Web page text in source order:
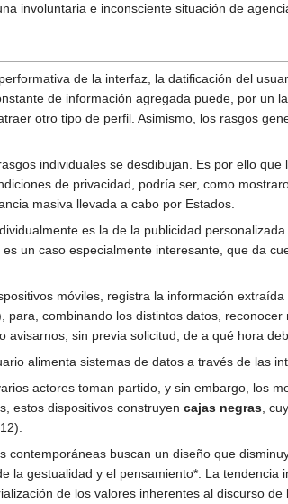
involuntaria e inconsciente situación de
de la interfaz, la datificación del
de información agregada puede, por un
otro tipo de perfil. Asimismo, los rasgos
individuales se desdibujan. Es por ello
de privacidad, podría ser, como
masiva llevada a cabo por Estados.
es la de la publicidad
un caso especialmente interesante, que da
móviles, registra la información
combinando los distintos datos,
sin previa solicitud, de a qué hora
alimenta sistemas de datos a través de las
actores toman partido, y sin embargo, los
estos dispositivos construyen cajas negras,
contemporáneas buscan un diseño que
la gestualidad y el pensamiento*. La
de los valores inherentes al discurso